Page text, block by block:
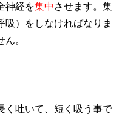
神経を集中 させます。集
）をしなければなりま
。
く吐いて、短く吸う事で